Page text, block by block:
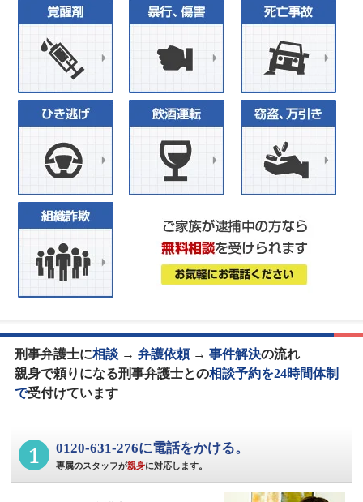
刑事弁護士に相談→ 弁護依頼 → 事件解決の流れ
親身で頼りになる刑事弁護士との相談予約を24時間体制
で受付けています
1 0120-631-276に電話をかける。
専属のスタッフが親身に対応します。